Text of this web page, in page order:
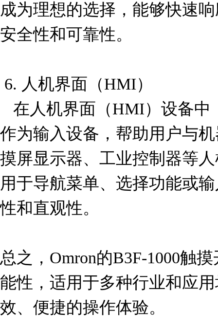
成为理想的选择，能够快速
安全性和可靠性。
作为输入设备，帮助用户与
摸屏显示器、工业控制器等
用于导航菜单、选择功能或
性和直观性。
总之，Omron的B3F-1000触
能性，适用于多种行业和应
效、便捷的操作体验。